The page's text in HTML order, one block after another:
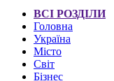
ВСІ РОЗДІЛИ
Головна
Україна
Місто
Світ
Бізнес